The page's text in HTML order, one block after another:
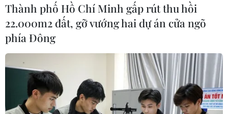
Phó Tổng Biên tập: NGUYỄN THỊ TÁM, KHÚC THANH
THỦY
Sở hữu trí tuệ
Quy định sử dụng
RSS
Hỗ trợ
Ngôn ngữ
TTXVN
Dịch vụ tin
Quảng cáo
Thành phố Hồ Chí Minh gấp rút thu hồi
22.000m2 đất, gỡ vướng hai dự án cửa ngõ
phía Đông